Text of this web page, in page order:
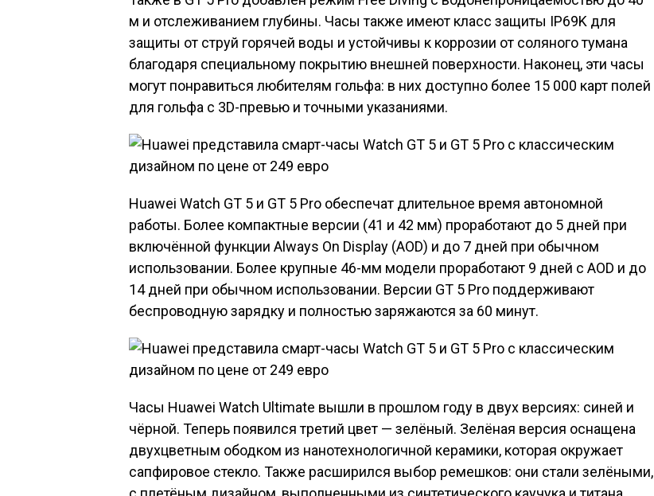
м и отслеживанием глубины. Часы также имеют класс защиты IP69K для
защиты от струй горячей воды и устойчивы к коррозии от соляного тумана
благодаря специальному покрытию внешней поверхности. Наконец, эти часы
могут понравиться любителям гольфа: в них доступно более 15 000 карт полей
для гольфа с 3D-превью и точными указаниями.
Huawei Watch GT 5 и GT 5 Pro обеспечат длительное время автономной
работы. Более компактные версии (41 и 42 мм) проработают до 5 дней при
включённой функции Always On Display (AOD) и до 7 дней при обычном
использовании. Более крупные 46-мм модели проработают 9 дней с AOD и до
14 дней при обычном использовании. Версии GT 5 Pro поддерживают
беспроводную зарядку и полностью заряжаются за 60 минут.
Часы Huawei Watch Ultimate вышли в прошлом году в двух версиях: синей и
чёрной. Теперь появился третий цвет — зелёный. Зелёная версия оснащена
двухцветным ободком из нанотехнологичной керамики, которая окружает
сапфировое стекло. Также расширился выбор ремешков: они стали зелёными,